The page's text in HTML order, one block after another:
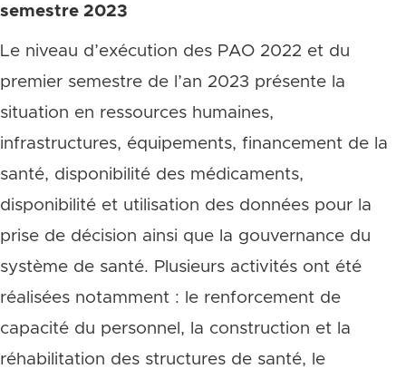
semestre 2023
Le niveau d’exécution des PAO 2022 et du
premier semestre de l’an 2023 présente la
situation en ressources humaines,
infrastructures, équipements, financement de la
santé, disponibilité des médicaments,
disponibilité et utilisation des données pour la
prise de décision ainsi que la gouvernance du
système de santé. Plusieurs activités ont été
réalisées notamment : le renforcement de
capacité du personnel, la construction et la
réhabilitation des structures de santé, le